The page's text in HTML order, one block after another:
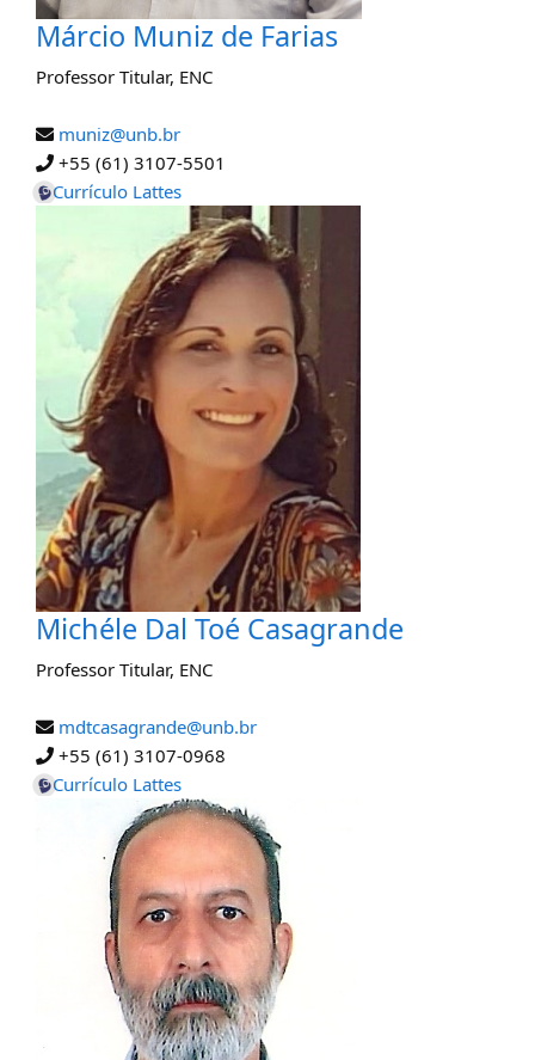
Márcio Muniz de Farias
Professor Titular, ENC
muniz@unb.br
+55 (61) 3107-5501
Currículo Lattes
Michéle Dal Toé Casagrande
Professor Titular, ENC
mdtcasagrande@unb.br
+55 (61) 3107-0968
Currículo Lattes